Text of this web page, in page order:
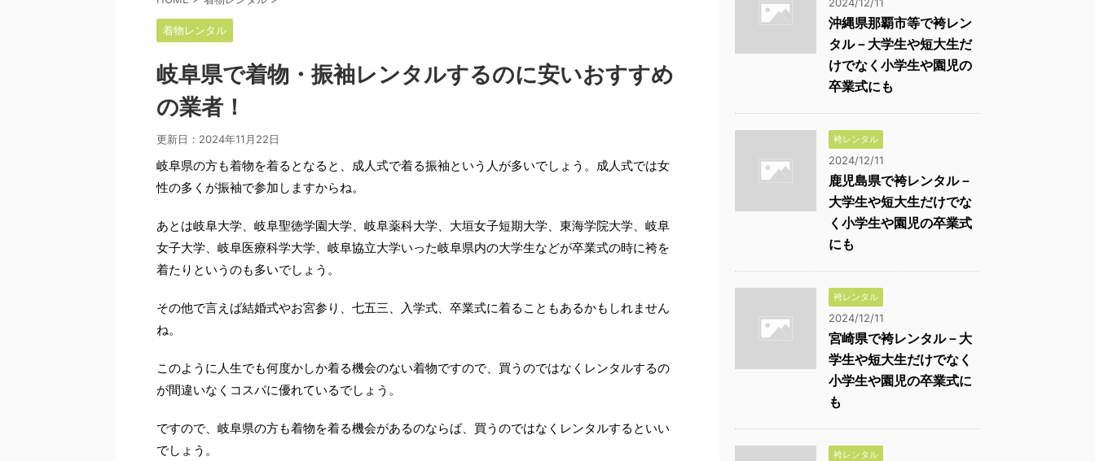
着物レンタル
岐阜県で着物・振袖レンタルするのに安いおすすめ
の業者！
更新日： 2024年11月22日
岐阜県の方も着物を着るとなると、成人式で着る振袖という人が多いでしょう。成人式では女
性の多くが振袖で参加しますからね。
あとは岐阜大学、岐阜聖徳学園大学、岐阜薬科大学、大垣女子短期大学、東海学院大学、岐阜
女子大学、岐阜医療科学大学、岐阜協立大学いった岐阜県内の大学生などが卒業式の時に袴を
着たりというのも多いでしょう。
その他で言えば結婚式やお宮参り、七五三、入学式、卒業式に着ることもあるかもしれません
ね。
このように人生でも何度かしか着る機会のない着物ですので、買うのではなくレンタルするの
が間違いなくコスパに優れているでしょう。
ですので、岐阜県の方も着物を着る機会があるのならば、買うのではなくレンタルするといい
でしょう。
沖縄県那覇市等で袴レン
タル－大学生や短大生だ
けでなく小学生や園児の
卒業式にも
袴レンタル
2024/12/11
鹿児島県で袴レンタル－
大学生や短大生だけでな
く小学生や園児の卒業式
にも
袴レンタル
2024/12/11
宮崎県で袴レンタル－大
学生や短大生だけでなく
小学生や園児の卒業式に
も
袴レンタル